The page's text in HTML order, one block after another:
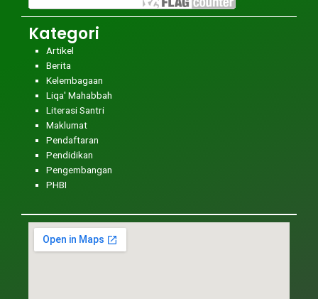
Kategori
Artikel
Berita
Kelembagaan
Liqa' Mahabbah
Literasi Santri
Maklumat
Pendaftaran
Pendidikan
Pengembangan
PHBI